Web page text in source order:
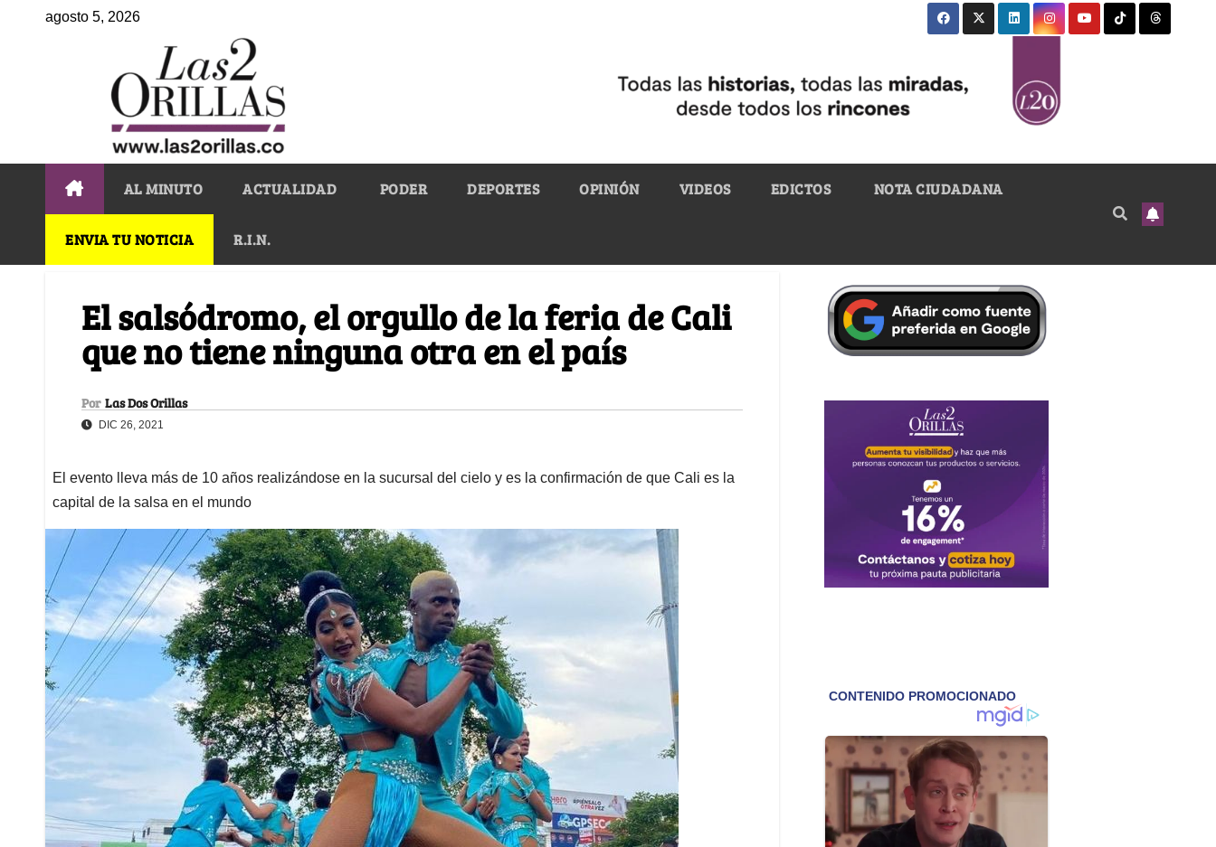
agosto 5, 2026
AL MINUTO ACTUALIDAD PODER DEPORTES OPINIÓN VIDEOS EDICTOS NOTA CIUDADANA
ENVIA TU NOTICIA R.I.N.
El salsódromo, el orgullo de la feria de Cali
que no tiene ninguna otra en el país
Por Las Dos Orillas
DIC 26, 2021
El evento lleva más de 10 años realizándose en la sucursal del cielo y es la confirmación de que Cali es la
capital de la salsa en el mundo